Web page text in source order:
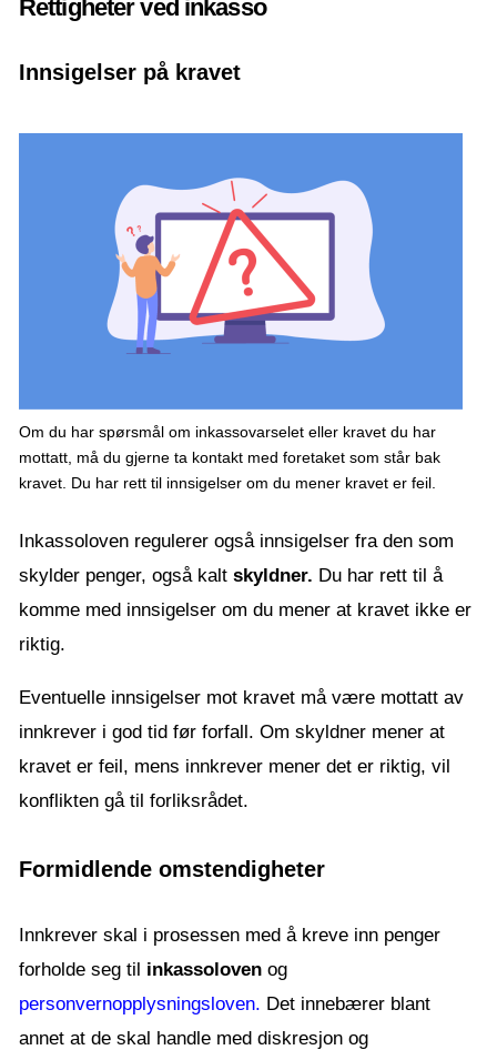
Rettigheter ved inkasso
Innsigelser på kravet
Om du har spørsmål om inkassovarselet eller kravet du har
mottatt, må du gjerne ta kontakt med foretaket som står bak
kravet. Du har rett til innsigelser om du mener kravet er feil.
Inkassoloven regulerer også innsigelser fra den som
skylder penger, også kalt skyldner. Du har rett til å
komme med innsigelser om du mener at kravet ikke er
riktig.
Eventuelle innsigelser mot kravet må være mottatt av
innkrever i god tid før forfall. Om skyldner mener at
kravet er feil, mens innkrever mener det er riktig, vil
konflikten gå til forliksrådet.
Formidlende omstendigheter
Innkrever skal i prosessen med å kreve inn penger
forholde seg til inkassoloven og
personvernopplysningsloven. Det innebærer blant
annet at de skal handle med diskresjon og